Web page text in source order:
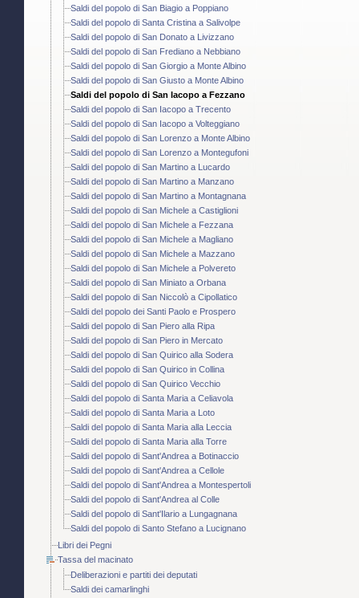
Saldi del popolo di San Biagio a Poppiano
Saldi del popolo di Santa Cristina a Salivolpe
Saldi del popolo di San Donato a Livizzano
Saldi del popolo di San Frediano a Nebbiano
Saldi del popolo di San Giorgio a Monte Albino
Saldi del popolo di San Giusto a Monte Albino
Saldi del popolo di San Iacopo a Fezzano
Saldi del popolo di San Iacopo a Trecento
Saldi del popolo di San Iacopo a Volteggiano
Saldi del popolo di San Lorenzo a Monte Albino
Saldi del popolo di San Lorenzo a Montegufoni
Saldi del popolo di San Martino a Lucardo
Saldi del popolo di San Martino a Manzano
Saldi del popolo di San Martino a Montagnana
Saldi del popolo di San Michele a Castiglioni
Saldi del popolo di San Michele a Fezzana
Saldi del popolo di San Michele a Magliano
Saldi del popolo di San Michele a Mazzano
Saldi del popolo di San Michele a Polvereto
Saldi del popolo di San Miniato a Orbana
Saldi del popolo di San Niccolò a Cipollatico
Saldi del popolo dei Santi Paolo e Prospero
Saldi del popolo di San Piero alla Ripa
Saldi del popolo di San Piero in Mercato
Saldi del popolo di San Quirico alla Sodera
Saldi del popolo di San Quirico in Collina
Saldi del popolo di San Quirico Vecchio
Saldi del popolo di Santa Maria a Celiavola
Saldi del popolo di Santa Maria a Loto
Saldi del popolo di Santa Maria alla Leccia
Saldi del popolo di Santa Maria alla Torre
Saldi del popolo di Sant'Andrea a Botinaccio
Saldi del popolo di Sant'Andrea a Cellole
Saldi del popolo di Sant'Andrea a Montespertoli
Saldi del popolo di Sant'Andrea al Colle
Saldi del popolo di Sant'Ilario a Lungagnana
Saldi del popolo di Santo Stefano a Lucignano
Libri dei Pegni
Tassa del macinato
Deliberazioni e partiti dei deputati
Saldi dei camarlinghi